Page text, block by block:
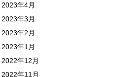
2023年4月
2023年3月
2023年2月
2023年1月
2022年12月
2022年11月